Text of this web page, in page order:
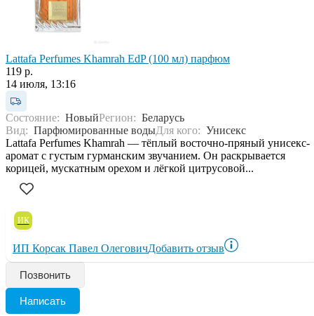
Lattafa Perfumes Khamrah EdP (100 мл) парфюм
119 р.
14 июля, 13:16
Состояние: НовыйРегион: Беларусь
Вид: Парфюмированные водыДля кого: Унисекс
Lattafa Perfumes Khamrah — тёплый восточно-пряный унисекс-
аромат с густым гурманским звучанием. Он раскрывается
корицей, мускатным орехом и лёгкой цитрусовой...
ИК
ИП Корсак Павел ОлеговичДобавить отзыв
Позвонить
Написать